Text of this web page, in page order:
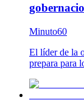
Minuto60
El líder de la
prepara para